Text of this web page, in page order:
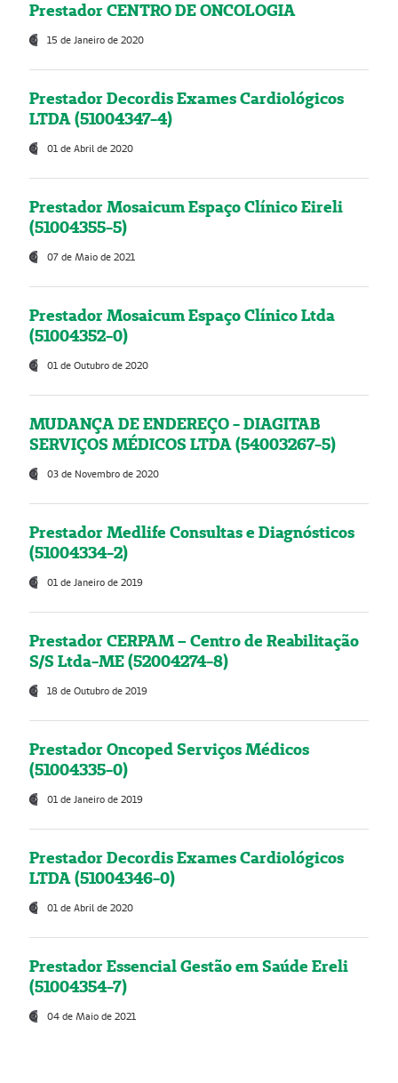
Prestador CENTRO DE ONCOLOGIA
15 de Janeiro de 2020
Prestador Decordis Exames Cardiológicos
LTDA (51004347-4)
01 de Abril de 2020
Prestador Mosaicum Espaço Clínico Eireli
(51004355-5)
07 de Maio de 2021
Prestador Mosaicum Espaço Clínico Ltda
(51004352-0)
01 de Outubro de 2020
MUDANÇA DE ENDEREÇO - DIAGITAB
SERVIÇOS MÉDICOS LTDA (54003267-5)
03 de Novembro de 2020
Prestador Medlife Consultas e Diagnósticos
(51004334-2)
01 de Janeiro de 2019
Prestador CERPAM – Centro de Reabilitação
S/S Ltda-ME (52004274-8)
18 de Outubro de 2019
Prestador Oncoped Serviços Médicos
(51004335-0)
01 de Janeiro de 2019
Prestador Decordis Exames Cardiológicos
LTDA (51004346-0)
01 de Abril de 2020
Prestador Essencial Gestão em Saúde Ereli
(51004354-7)
04 de Maio de 2021